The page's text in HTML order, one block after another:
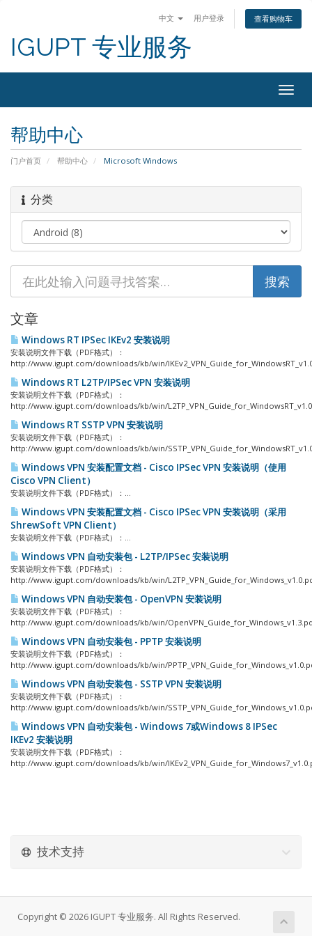
中文 用户登录 查看购物车
IGUPT 专业服务
帮助中心
门户首页 帮助中心 Microsoft Windows
分类
文章
Windows RT IPSec IKEv2 安装说明
安装说明文件下载（PDF格式）：
http://www.igupt.com/downloads/kb/win/
Windows RT L2TP/IPSec VPN 安装说明
安装说明文件下载（PDF格式）：
http://www.igupt.com/downloads/kb/win/
Windows RT SSTP VPN 安装说明
安装说明文件下载（PDF格式）：
http://www.igupt.com/downloads/kb/win/
Windows VPN 安装配置文档 - Cisco IPSec VPN 安装说明（使用
Cisco VPN Client）
安装说明文件下载（PDF格式）：...
Windows VPN 安装配置文档 - Cisco IPSec VPN 安装说明（采用
ShrewSoft VPN Client）
安装说明文件下载（PDF格式）：...
Windows VPN 自动安装包 - L2TP/IPSec 安装说明
安装说明文件下载（PDF格式）：
http://www.igupt.com/downloads/kb/win/
Windows VPN 自动安装包 - OpenVPN 安装说明
安装说明文件下载（PDF格式）：
http://www.igupt.com/downloads/kb/win/
Windows VPN 自动安装包 - PPTP 安装说明
安装说明文件下载（PDF格式）：
http://www.igupt.com/downloads/kb/win/
Windows VPN 自动安装包 - SSTP VPN 安装说明
安装说明文件下载（PDF格式）：
http://www.igupt.com/downloads/kb/win/
Windows VPN 自动安装包 - Windows 7或Windows 8 IPSec
IKEv2 安装说明
安装说明文件下载（PDF格式）：
http://www.igupt.com/downloads/kb/win/
技术支持
Copyright © 2026 IGUPT 专业服务. All Rights Reserved.